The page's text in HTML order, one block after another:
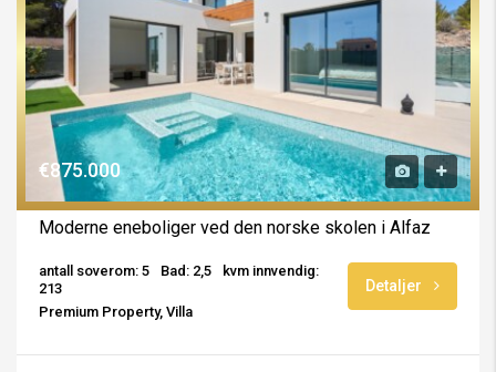
€875.000
Moderne eneboliger ved den norske skolen i Alfaz
antall soverom: 5 Bad: 2,5
kvm innvendig:
213
Premium Property, Villa
Detaljer